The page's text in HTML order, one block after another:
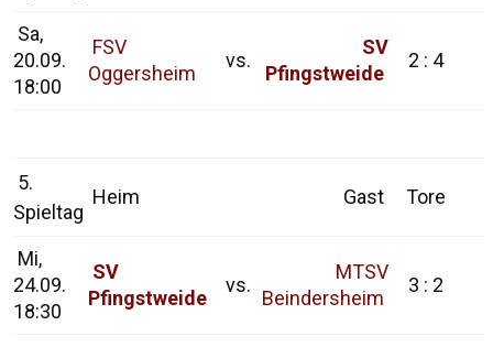
Sa,
20.09.
18:00
FSV
Oggersheim
vs.
SV
Pfingstweide
2 : 4
5.
Spieltag
Heim Gast Tore
Mi,
24.09.
18:30
SV
Pfingstweide
vs.
MTSV
Beindersheim
3 : 2